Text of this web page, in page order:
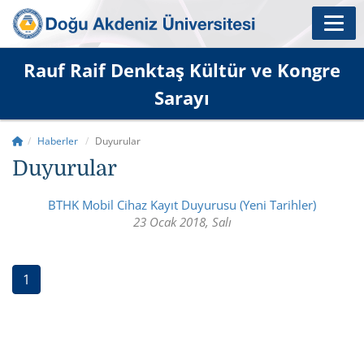
Rauf Raif Denktaş Kültür ve Kongre
Sarayı
Haberler Duyurular
Duyurular
BTHK Mobil Cihaz Kayıt Duyurusu (Yeni Tarihler)
23 Ocak 2018, Salı
1